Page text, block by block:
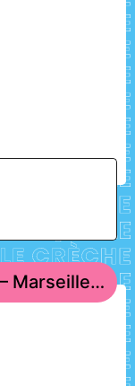
HAPPY KIDS Saint-Barnabé – Marseille 12